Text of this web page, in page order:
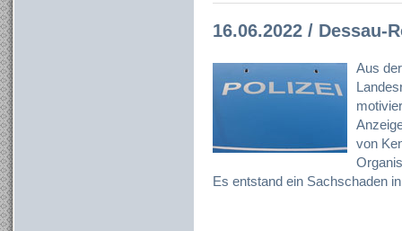
16.06.2022 / Dessau-
Aus
von
Es entstand ein Sachschaden